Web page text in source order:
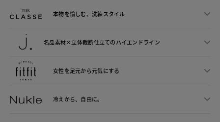
本物を愉しむ、洗練スタイル
名品素材×立体裁断仕立てのハイエンドライン
女性を足元から元気にする
冷えから、 自由に。